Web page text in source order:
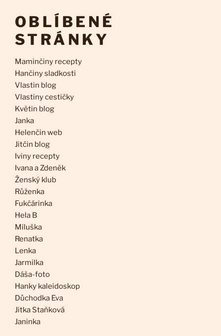
OBLÍBENÉ
STRÁNKY
Maminčiny recepty
Hančiny sladkosti
Vlastin blog
Vlastiny cestičky
Květin blog
Janka
Helenčin web
Jitčin blog
Iviny recepty
Ivana a Zdeněk
Ženský klub
Růženka
Fukčárinka
Hela B
Miluška
Renatka
Lenka
Jarmilka
Dáša-foto
Hanky kaleidoskop
Důchodka Eva
Jitka Staňková
Janinka